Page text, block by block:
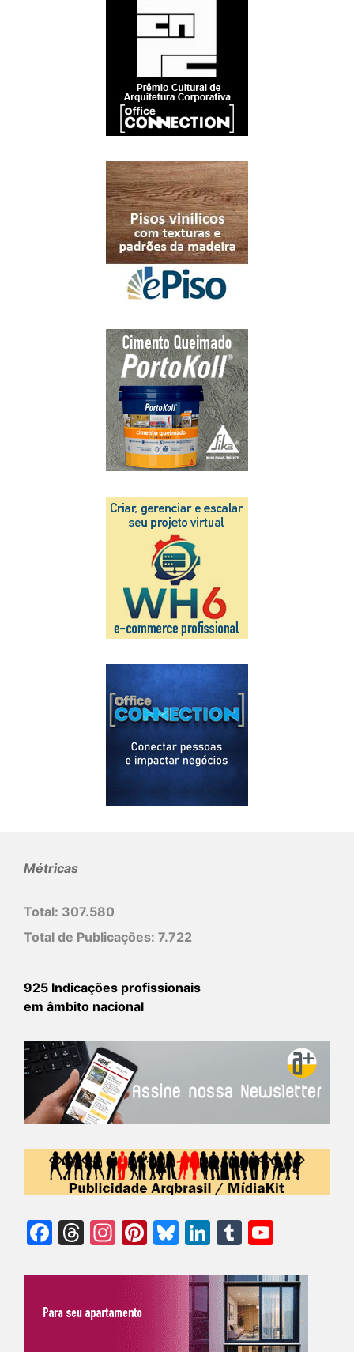
Métricas
Total: 307.580
Total de Publicações: 7.722
925 Indicações profissionais
em âmbito nacional
Facebook
Threads
Instagram
Pinterest
Bluesky
LinkedIn
Tumblr